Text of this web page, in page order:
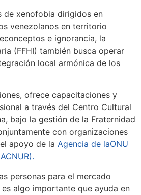
de xenofobia dirigidos en
venezolanos en territorio
e ignorancia, la
(FFHI) también busca operar
local armónica de los
ofrece capacitaciones y
a través del Centro Cultural
bajo la gestión de la Fraternidad
con organizaciones
apoyo de la Agencia de laONU
personas para el mercado
algo importante que ayuda en